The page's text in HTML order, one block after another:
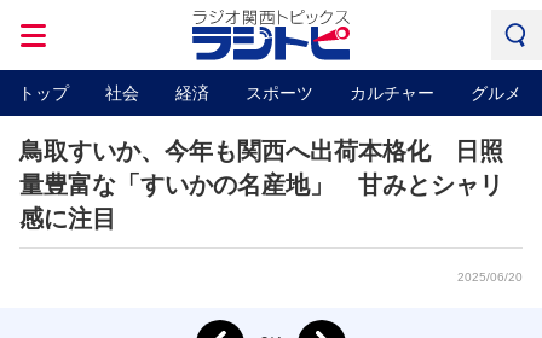
トップ 社会 経済 スポーツ カルチャー グルメ
鳥取すいか、今年も関西へ出荷本格化 日照
量豊富な「すいかの名産地」 甘みとシャリ
感に注目
2025/06/20